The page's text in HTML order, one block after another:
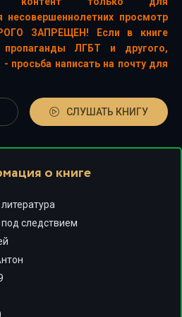
несовершеннолетних просмотр
ЗАПРЕЩЕН! Если в книге
пропаганды ЛГБТ и другого,
просьба написать на почту для
СЛУШАТЬ КНИГУ
о книге
следствием